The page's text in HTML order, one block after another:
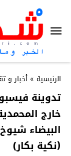
الرئيسية » أخبار و
تدوينة
خارج
البيضاء
(نكية بكار)